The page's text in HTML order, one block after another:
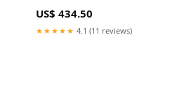
CONCEPT_50104022400
US$ 434.50
★★★★★ 4.1 (11 reviews)